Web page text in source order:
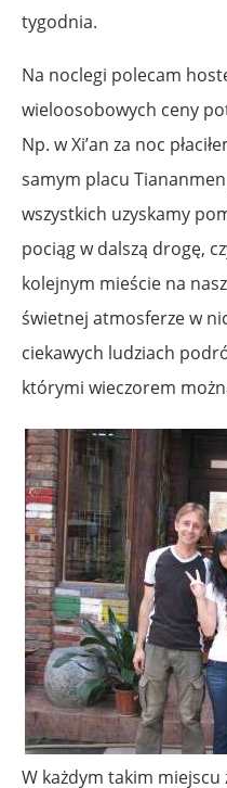
tygodnia.
Na noclegi polecam
wieloosobowych ceny
Np. w Xi’an za noc
samym placu
wszystkich uzyskamy
pociąg w dalszą drogę,
kolejnym mieście na
świetnej atmosferze w
ciekawych ludziach
którymi wieczorem
W każdym takim miejscu